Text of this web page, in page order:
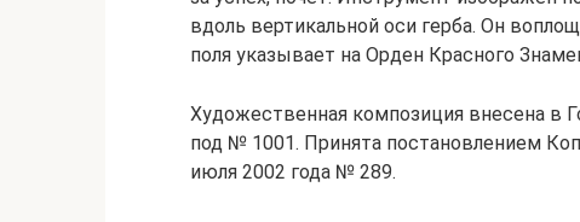
вдоль вертикальной оси герба. Он
поля указывает на Орден Красного
Художественная композиция внесена в
под № 1001. Принята постановлением
июля 2002 года № 289.